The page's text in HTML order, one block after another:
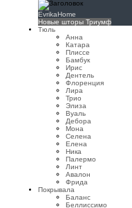
EvrikaHome
Новые шторы Триумф
Тюль
Анна
Катара
Плиссе
Бамбук
Ирис
Дентель
Флоренция
Лира
Трио
Элиза
Вуаль
Дебора
Мона
Селена
Елена
Ника
Палермо
Линт
Авалон
Фрида
Покрывала
Баланс
Беллиссимо